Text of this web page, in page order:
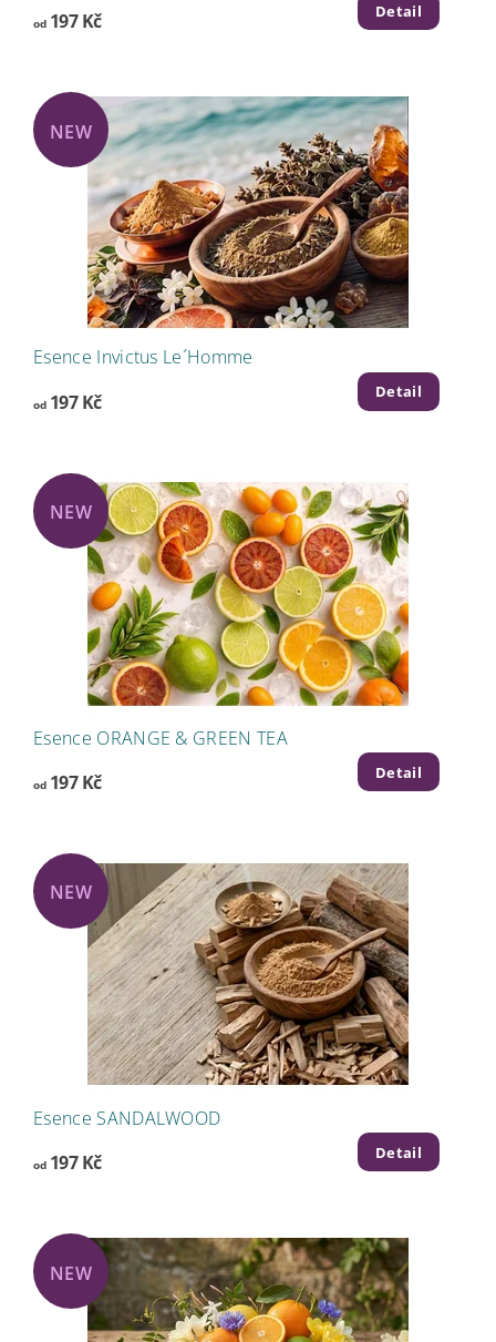
od197 Kč Detail
NEW
Esence Invictus Le´Homme
od197 Kč Detail
NEW
Esence ORANGE & GREEN TEA
od197 Kč Detail
NEW
Esence SANDALWOOD
od197 Kč Detail
NEW